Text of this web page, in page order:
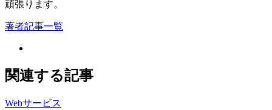
頑張ります。
著者記事一覧
関連する記事
Webサービス